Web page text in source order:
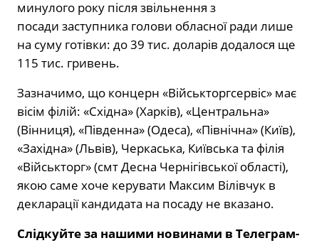
минулого року після звільнення з
посади заступника голови обласної ради лише
на суму готівки: до 39 тис. доларів додалося ще
115 тис. гривень.
Зазначимо, що концерн «Військторгсервіс» має
вісім філій: «Східна» (Харків), «Центральна»
(Вінниця), «Південна» (Одеса), «Північна» (Київ),
«Західна» (Львів), Черкаська, Київська та філія
«Військторг» (смт Десна Чернігівської області),
якою саме хоче керувати Максим Вілівчук в
декларації кандидата на посаду не вказано.
Слідкуйте за нашими новинами в Телеграм-